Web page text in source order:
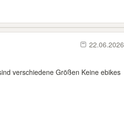
22.06.2026
verschiedene Größen Keine ebikes